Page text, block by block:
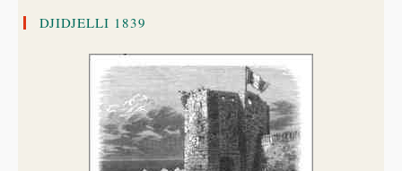
DJIDJELLI 1839